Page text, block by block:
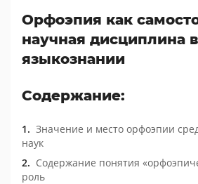
Орфоэпия как
научная дисциплина в
языкознании
Содержание:
Значение и место орфоэпии
наук
Содержание понятия
роль